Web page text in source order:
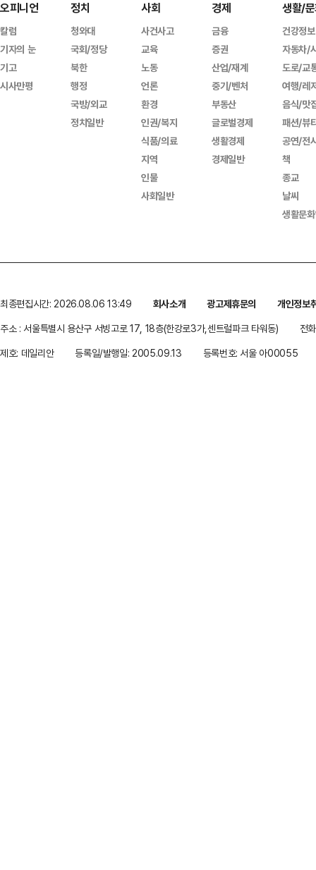
오피니언
칼럼
기자의 눈
기고
시사만평
정치
청와대
국회/정당
북한
행정
국방/외교
정치일반
사회
사건사고
교육
노동
언론
환경
인권/복지
식품/의료
지역
인물
사회일반
경제
금융
증권
산업/재계
중기/벤처
부동산
글로벌경제
생활경제
경제일반
생활/
건강정보
자동차/
도로/교
여행/레
음식/맛
패션/뷰
공연/전
책
종교
날씨
생활문
최종편집시간: 2026.08.06 13:49 회사소개 광고제휴문의
개인정보
주소 : 서울특별시 용산구 서빙고로 17, 18층(한강로3가,센트럴파크 타워동)
전
제호: 데일리안
등록일/발행일: 2005.09.13 등록번호: 서울 아00055